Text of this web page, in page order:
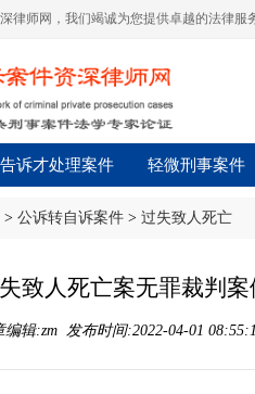
律师网，我们竭诚为您提供卓越的法律服
告诉才处理案件 轻微刑事案件
> 公诉转自诉案件 > 过失致人死亡
致人死亡案无罪裁判案
编辑:zm 发布时间:2022-04-01